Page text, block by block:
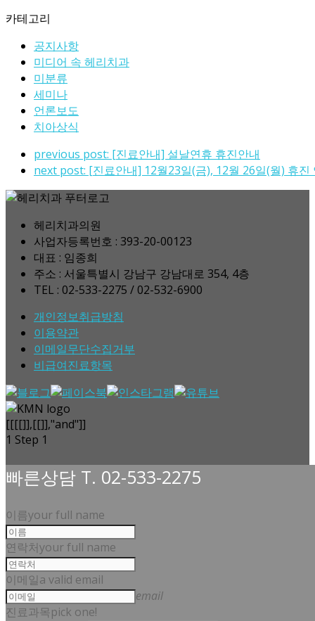
카테고리
공지사항
미디어 속 헤리치과
미분류
세미나
언론보도
치아상식
previous post: [진료안내] 설날연휴 휴진안내
next post: [진료안내] 12월23일(금), 12월 26일(월) 휴진
헤리치과의원
사업자등록번호 : 393-20-00123
대표 : 임종희
주소 : 서울특별시 강남구 강남대로 354, 4층
TEL : 02-533-2275 / 02-532-6900
개인정보취급방침
이용약관
이메일무단수집거부
비급여진료항목
[[[[]],[[]],"and"]]
1 Step 1
빠른상담 T. 02-533-2275
이름your full name
연락처your full name
이메일a valid email
email
진료과목pick one!